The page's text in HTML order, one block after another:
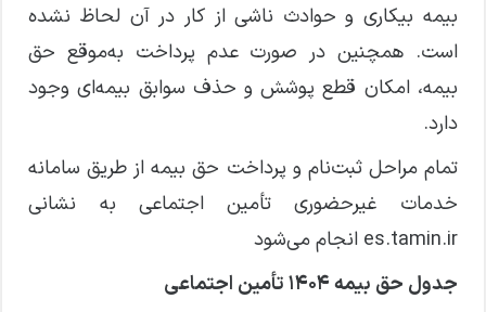
بیمه بیکاری و حوادث ناشی از کار در آن لحاظ نشده
است. همچنین در صورت عدم پرداخت به‌موقع حق
بیمه، امکان قطع پوشش و حذف سوابق بیمه‌ای وجود
دارد.
تمام مراحل ثبت‌نام و پرداخت حق بیمه از طریق سامانه
خدمات غیرحضوری تأمین اجتماعی به نشانی
es.tamin.ir انجام می‌شود
جدول حق بیمه ۱۴۰۴ تأمین اجتماعی